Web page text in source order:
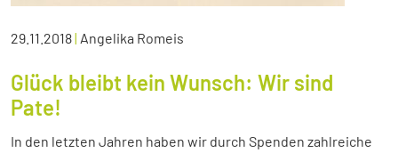
29.11.2018| Angelika Romeis
Glück bleibt kein Wunsch: Wir sind
Pate!
In den letzten Jahren haben wir durch Spenden zahlreiche